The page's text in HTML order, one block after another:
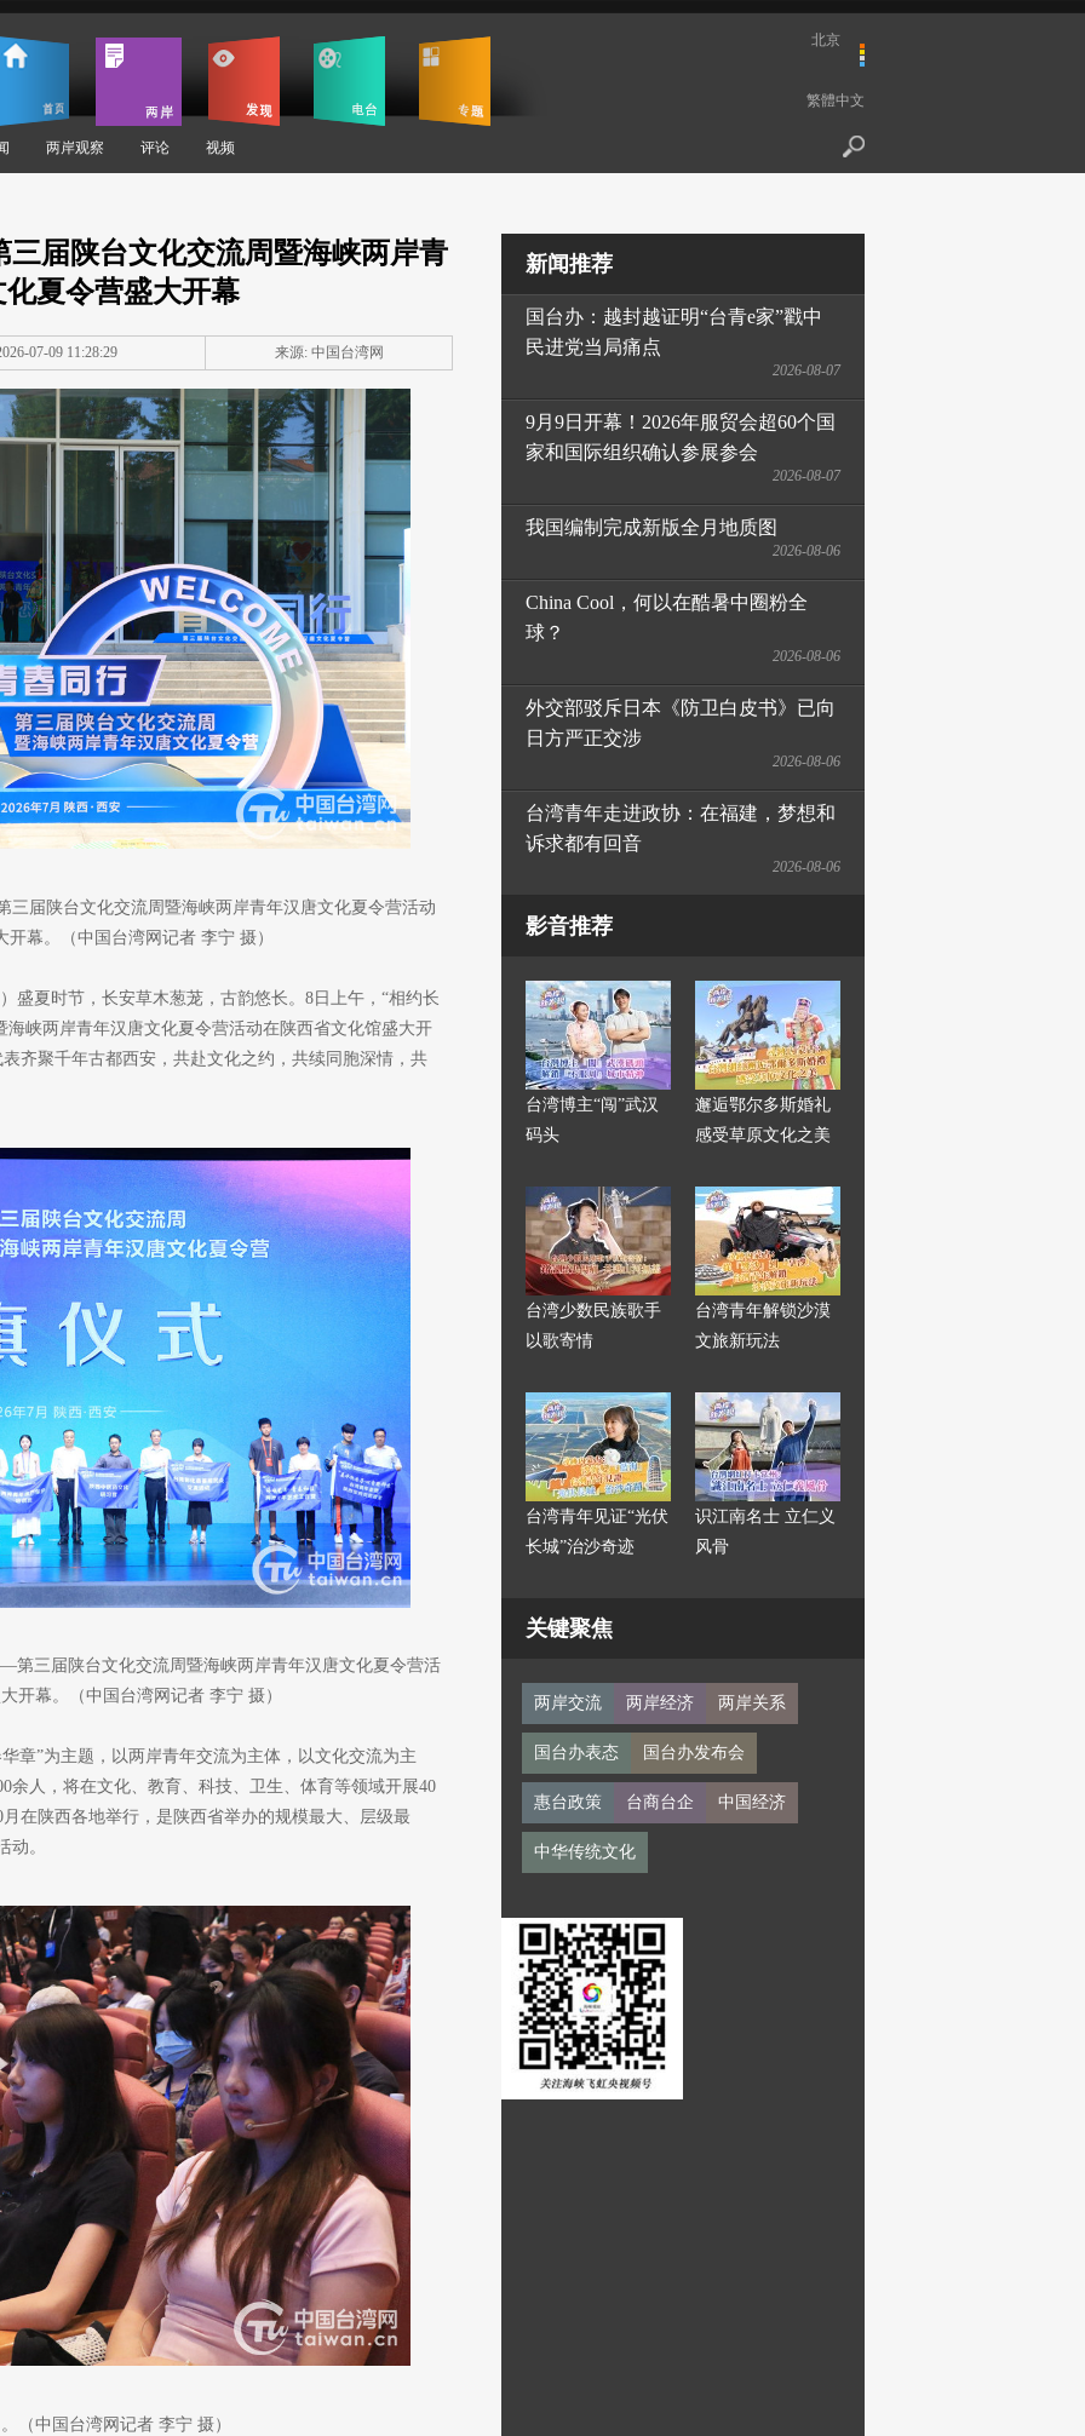
两岸观察 评论 视频
北京
繁體中文
届陕台文化交流周暨海峡两岸青
夏令营盛大开幕
07-09 11:28:29 来源: 中国台湾网
届陕台文化交流周暨海峡两岸青年汉唐文化夏令营活动
开幕。（中国台湾网记者 李宁 摄）
盛夏时节，长安草木葱茏，古韵悠长。8日上午，“相约长
峡两岸青年汉唐文化夏令营活动在陕西省文化馆盛大开
齐聚千年古都西安，共赴文化之约，共续同胞深情，共
第三届陕台文化交流周暨海峡两岸青年汉唐文化夏令营活
开幕。（中国台湾网记者 李宁 摄）
章”为主题，以两岸青年交流为主体，以文化交流为主
余人，将在文化、教育、科技、卫生、体育等领域开展40
在陕西各地举行，是陕西省举办的规模最大、层级最
动。
（中国台湾网记者 李宁 摄）
新闻推荐
国台办：越封越证明“台青e家”戳中
民进党当局痛点
2026-08-07
9月9日开幕！2026年服贸会超60个国
家和国际组织确认参展参会
2026-08-07
我国编制完成新版全月地质图
2026-08-06
China Cool，何以在酷暑中圈粉全
球？
2026-08-06
外交部驳斥日本《防卫白皮书》已向
日方严正交涉
2026-08-06
台湾青年走进政协：在福建，梦想和
诉求都有回音
2026-08-06
影音推荐
台湾博主“闯”武汉
码头
邂逅鄂尔多斯婚礼
感受草原文化之美
台湾少数民族歌手
以歌寄情
台湾青年解锁沙漠
文旅新玩法
台湾青年见证“光伏
长城”治沙奇迹
识江南名士 立仁义
风骨
关键聚焦
两岸交流 两岸经济 两岸关系
国台办表态 国台办发布会
惠台政策 台商台企 中国经济
中华传统文化